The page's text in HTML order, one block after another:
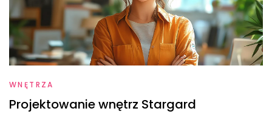
WNĘTRZA
Projektowanie wnętrz Stargard